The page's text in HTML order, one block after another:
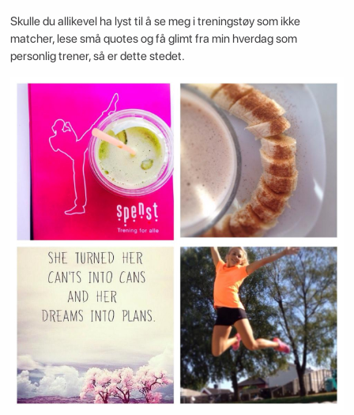
Skulle du allikevel ha lyst til å se meg i treningstøy som ikke
matcher, lese små quotes og få glimt fra min hverdag som
personlig trener, så er dette stedet.